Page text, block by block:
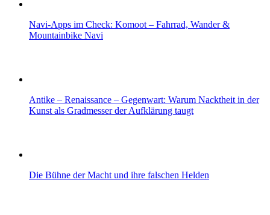
Navi-Apps im Check: Komoot – Fahrrad, Wander &
Mountainbike Navi
Antike – Renaissance – Gegenwart: Warum Nacktheit in der
Kunst als Gradmesser der Aufklärung taugt
Die Bühne der Macht und ihre falschen Helden